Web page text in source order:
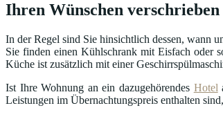
Ihren Wünschen verschrieben
In der Regel sind Sie hinsichtlich dessen, wann
Sie finden einen Kühlschrank mit Eisfach oder
Küche ist zusätzlich mit einer
Ist Ihre Wohnung an ein dazugehörendes Hotel
Leistungen im Übernachtungspreis enthalten